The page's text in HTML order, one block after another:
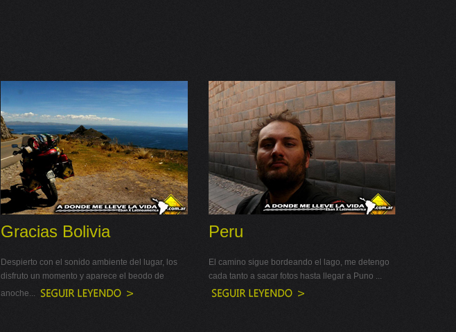
Gracias Bolivia
Despierto con el sonido ambiente del lugar, los
disfruto un momento y aparece el beodo de
anoche...
Peru
El camino sigue bordeando el lago, me detengo
cada tanto a sacar fotos hasta llegar a Puno ...